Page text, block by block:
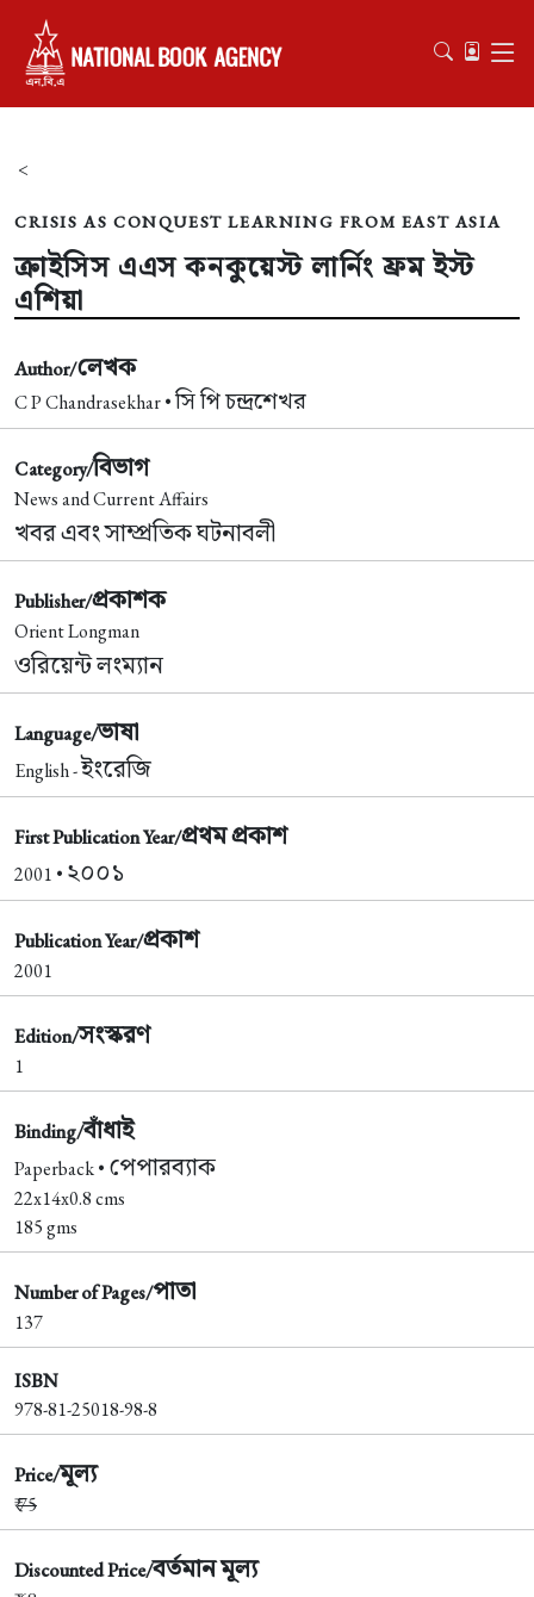
<
CRISIS AS CONQUEST LEARNING FROM EAST ASIA
ক্রাইসিস এএস কনকুয়েস্ট লার্নিং ফ্রম ইস্ট
এশিয়া
Author/লেখক
C P Chandrasekhar •সি পি চন্দ্রশেখর
Category/বিভাগ
News and Current Affairs
খবর এবং সাম্প্রতিক ঘটনাবলী
Publisher/প্রকাশক
Orient Longman
ওরিয়েন্ট লংম্যান
Language/ভাষা
English -ইংরেজি
First Publication Year/প্রথম প্রকাশ
2001 • ২০০১
Publication Year/প্রকাশ
2001
Edition/সংস্করণ
1
Binding/বাঁধাই
Paperback • পেপারব্যাক
22x14x0.8 cms
185 gms
Number of Pages/পাতা
137
ISBN
978-81-25018-98-8
Price/মূল্য
₹75
Discounted Price/বর্তমান মূল্য